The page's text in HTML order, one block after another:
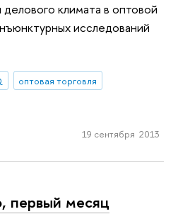
климата в оптовой
исследований
оптовая торговля
19 сентября 2013
первый месяц